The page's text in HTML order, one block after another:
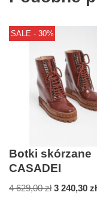
SALE - 30%
Botki skórzane
CASADEI
4 629,00zł 3 240,30 zł